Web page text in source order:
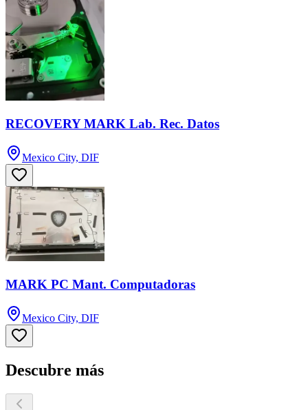
RECOVERY MARK Lab. Rec. Datos
Mexico City, DIF
MARK PC Mant. Computadoras
Mexico City, DIF
Descubre más